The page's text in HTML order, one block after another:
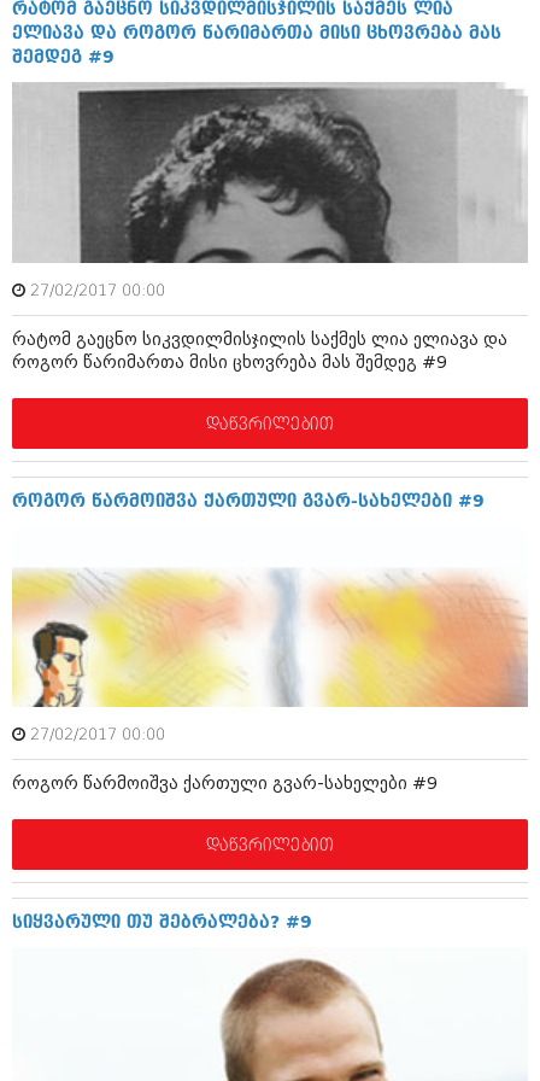
იანვარი 2016 (206)
დეკემბერი 2015 (207)
ნოემბერი 2015 (264)
ოქტომბერი 2015 (204)
სექტემბერი 2015 (215)
აგვისტო 2015 (286)
ივლისი 2015 (173)
ივნისი 2015 (261)
მაისი 2015 (194)
აპრილი 2015 (208)
მარტი 2015 (365)
თებერვალი 2015 (286)
დეკემბერი 2014 (342)
ნოემბერი 2014 (290)
ოქტომბერი 2014 (292)
სექტემბერი 2014 (394)
აგვისტო 2014 (248)
ივლისი 2014 (313)
ივნისი 2014 (366)
მაისი 2014 (313)
თებერვალი 2014 (318)
იანვარი 2014 (297)
დეკემბერი 2013 (365)
ნოემბერი 2013 (279)
ოქტომბერი 2013 (256)
სექტემბერი 2013 (368)
ივლისი 2013 (182)
ივნისი 2013 (212)
მაისი 2013 (259)
მარტი 2013 (352)
იანვარი 2013 (334)
ნოემბერი 2012 (295)
სექტემბერი 2012 (264)
აგვისტო 2012 (268)
ივნისი 2012 (282)
მაისი 2012 (240)
რატომ გაეცნო სიკვდილმისჯილის საქმეს ლია
ელიავა და როგორ წარიმართა მისი ცხოვრება მას
შემდეგ #9
27/02/2017 00:00
რატომ გაეცნო სიკვდილმისჯილის საქმეს ლია ელიავა და
როგორ წარიმართა მისი ცხოვრება მას შემდეგ #9
დაწვრილებით
როგორ წარმოიშვა ქართული გვარ-სახელები #9
27/02/2017 00:00
როგორ წარმოიშვა ქართული გვარ-სახელები #9
დაწვრილებით
სიყვარული თუ შებრალება? #9